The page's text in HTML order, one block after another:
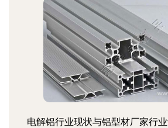
电解铝行业现状与铝型材厂家行